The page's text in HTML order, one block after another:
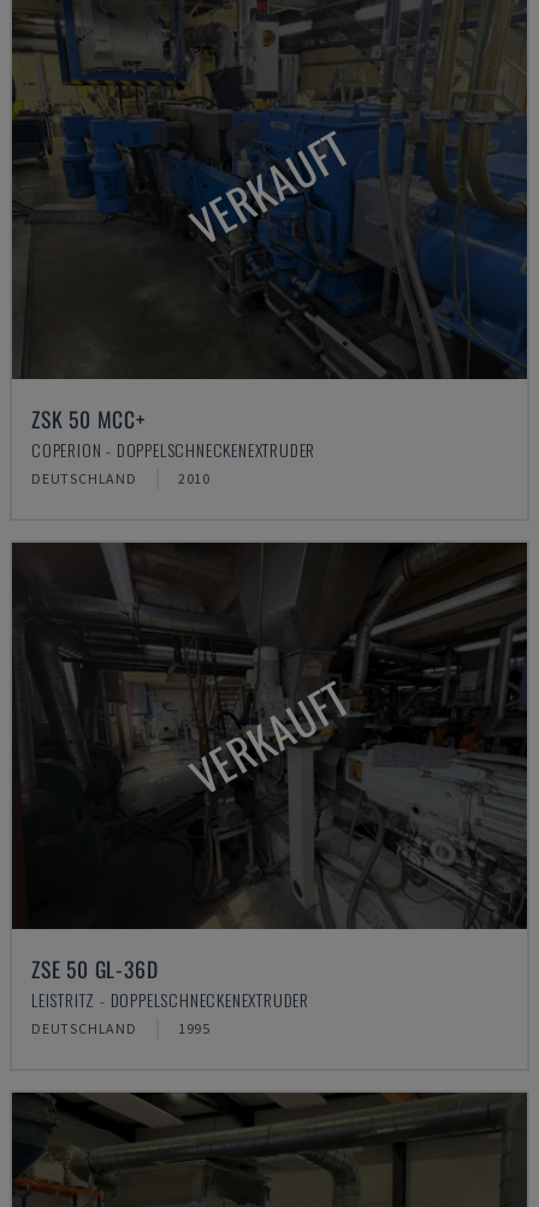
VERKAUFT
ZSK 50 MCC+
COPERION - DOPPELSCHNECKENEXTRUDER
DEUTSCHLAND 2010
VERKAUFT
ZSE 50 GL-36D
LEISTRITZ - DOPPELSCHNECKENEXTRUDER
DEUTSCHLAND 1995